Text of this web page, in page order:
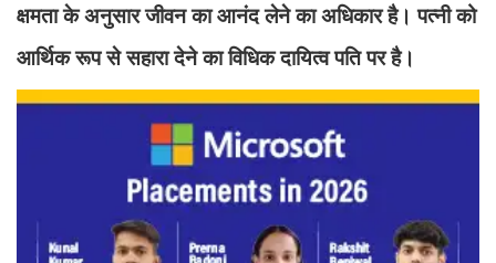
क्षमता के अनुसार जीवन का आनंद लेने का अधिकार है। पत्नी को
आर्थिक रूप से सहारा देने का विधिक दायित्व पति पर है।